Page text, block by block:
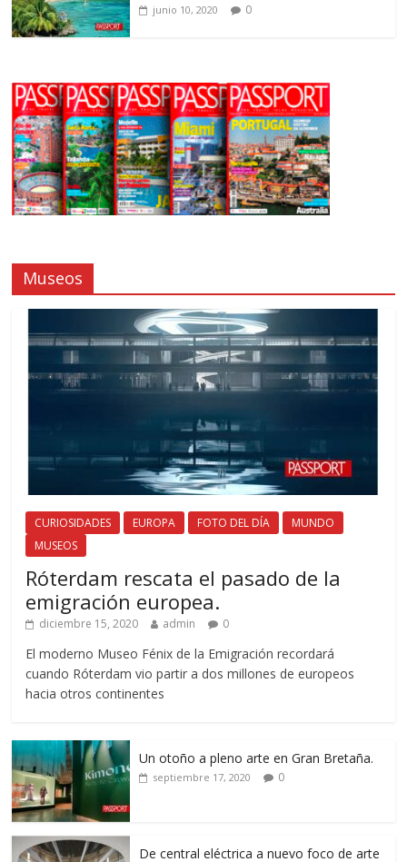
junio 10, 2020 0
Museos
CURIOSIDADES EUROPA FOTO DEL DÍA
MUNDO
MUSEOS
Róterdam rescata el pasado de la
emigración europea.
diciembre 15, 2020 admin 0
El moderno Museo Fénix de la Emigración recordará
cuando Róterdam vio partir a dos millones de europeos
hacia otros continentes
Un otoño a pleno arte en Gran Bretaña.
septiembre 17, 2020 0
De central eléctrica a nuevo foco de arte